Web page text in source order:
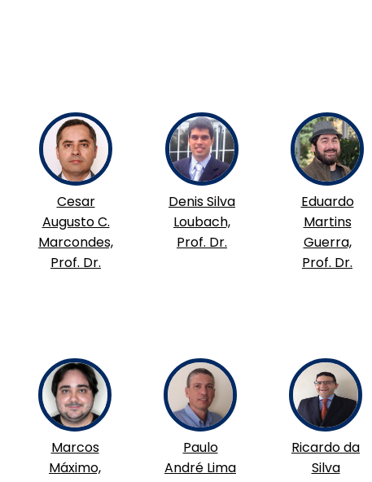
Cesar
Augusto C.
Marcondes,
Prof. Dr.
Denis Silva
Loubach,
Prof. Dr.
Eduardo
Martins
Guerra,
Prof. Dr.
Marcos
Máximo,
Paulo
André Lima
Ricardo da
Silva